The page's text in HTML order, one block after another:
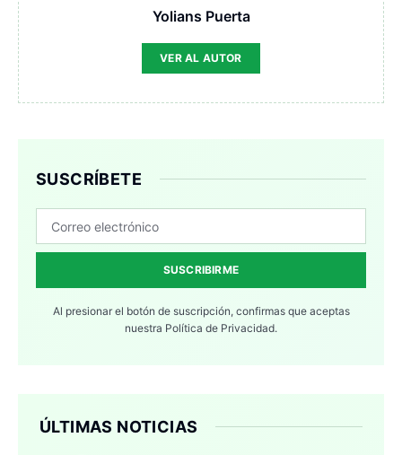
Yolians Puerta
VER AL AUTOR
SUSCRÍBETE
SUSCRIBIRME
Al presionar el botón de suscripción, confirmas que aceptas
nuestra Política de Privacidad.
ÚLTIMAS NOTICIAS